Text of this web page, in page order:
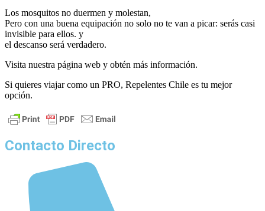
Los mosquitos no duermen y molestan,
Pero con una buena equipación no solo no te van a picar: serás casi
invisible para ellos. y
el descanso será verdadero.
Visita nuestra página web y obtén más información.
Si quieres viajar como un PRO, Repelentes Chile es tu mejor
opción.
Contacto Directo